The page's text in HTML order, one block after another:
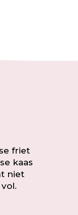
friet
kaas
niet